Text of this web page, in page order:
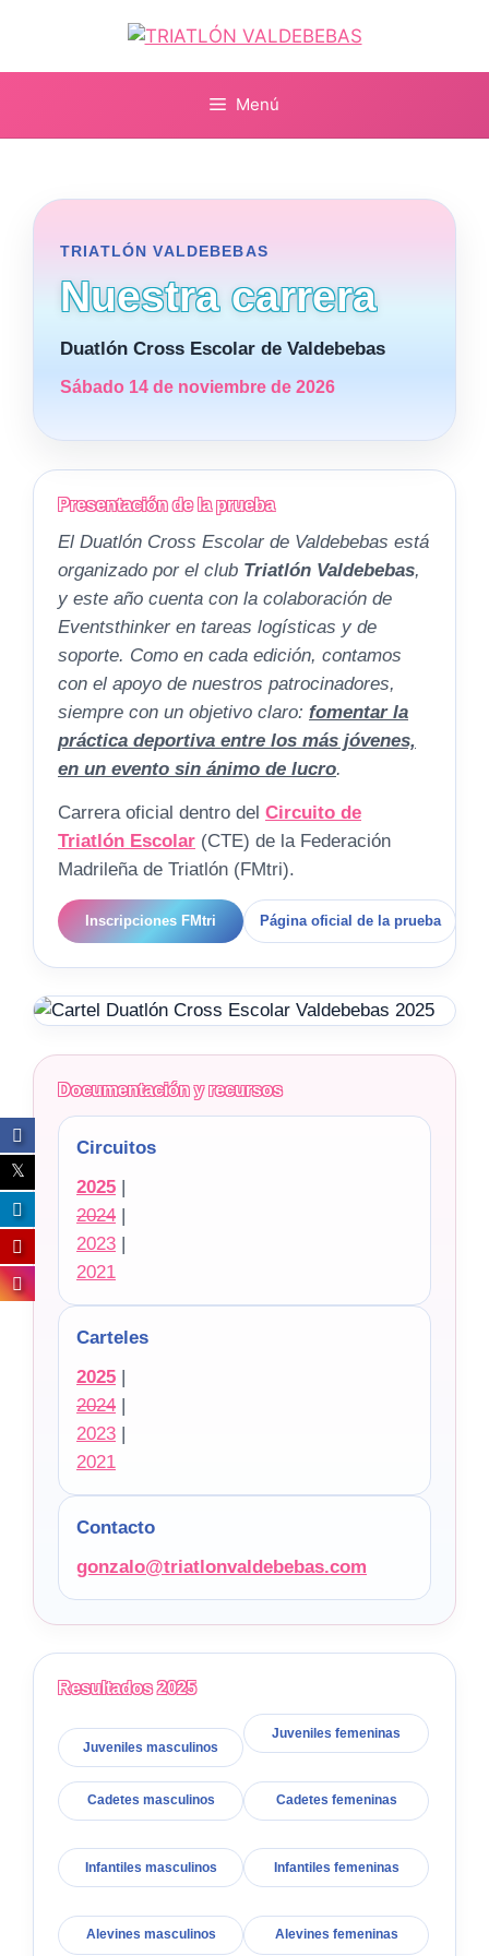
contenido
Menú
TRIATLÓN VALDEBEBAS
Nuestra carrera
Duatlón Cross Escolar de Valdebebas
Sábado 14 de noviembre de 2026
Presentación de la prueba
El Duatlón Cross Escolar de Valdebebas está
organizado por el club Triatlón Valdebebas,
y este año cuenta con la colaboración de
Eventsthinker en tareas logísticas y de
soporte. Como en cada edición, contamos
con el apoyo de nuestros patrocinadores,
siempre con un objetivo claro: fomentar la
práctica deportiva entre los más jóvenes,
en un evento sin ánimo de lucro.
Carrera oficial dentro del Circuito de
Triatlón Escolar (CTE) de la Federación
Madrileña de Triatlón (FMtri).
Inscripciones FMtri Página oficial de la prueba
Documentación y recursos
Circuitos
2025 |
2024 |
2023 |
2021
Carteles
2025 |
2024 |
2023 |
2021
Contacto
gonzalo@triatlonvaldebebas.com
Resultados 2025
Juveniles masculinos
Juveniles femeninas
Cadetes masculinos Cadetes femeninas
Infantiles masculinos Infantiles femeninas
Alevines masculinos Alevines femeninas